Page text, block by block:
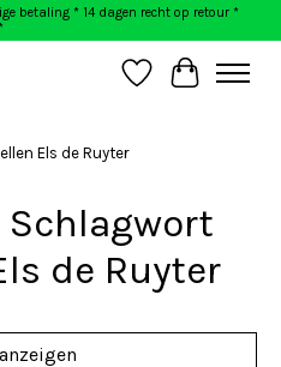
betaling * 14 dagen recht op retour *
Wunschzettel
Ihr
Els de Ruyter
de Ruyter